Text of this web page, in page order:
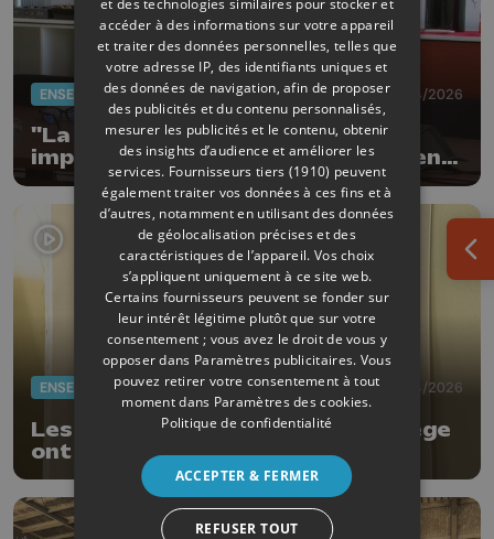
ENSEIGNEMENT 17/04/2026
"La continuité peut être
importante" : Anne-Sophie Nyssen
réélue rectrice de l'ULiège
ENSEIGNEMENT 15/04/2026
Les élections rectorales de l'ULiège
ont commencé
accéder à des informations sur votre appareil
et traiter des données personnelles, telles que
votre adresse IP, des identifiants uniques et
des données de navigation, afin de proposer
des publicités et du contenu personnalisés,
mesurer les publicités et le contenu, obtenir
des insights d’audience et améliorer les
services. Fournisseurs tiers (1910) peuvent
également traiter vos données à ces fins et à
d’autres, notamment en utilisant des données
de géolocalisation précises et des
caractéristiques de l’appareil. Vos choix
s’appliquent uniquement à ce site web.
Certains fournisseurs peuvent se fonder sur
leur intérêt légitime plutôt que sur votre
consentement ; vous avez le droit de vous y
opposer dans Paramètres publicitaires. Vous
pouvez retirer votre consentement à tout
moment dans Paramètres des cookies.
Politique de confidentialité
ACCEPTER & FERMER
REFUSER TOUT